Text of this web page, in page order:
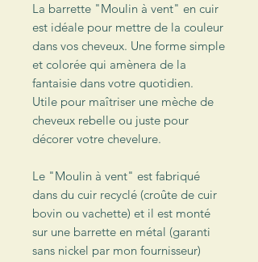
La barrette "Moulin à vent" en cuir
est idéale pour mettre de la couleur
dans vos cheveux. Une forme simple
et colorée qui amènera de la
fantaisie dans votre quotidien.
Utile pour maîtriser une mèche de
cheveux rebelle ou juste pour
décorer votre chevelure.
Le "Moulin à vent" est fabriqué
dans du cuir recyclé (croûte de cuir
bovin ou vachette) et il est monté
sur une barrette en métal (garanti
sans nickel par mon fournisseur)